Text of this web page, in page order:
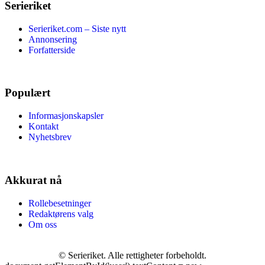
Serieriket
Serieriket.com – Siste nytt
Annonsering
Forfatterside
Populært
Informasjonskapsler
Kontakt
Nyhetsbrev
Akkurat nå
Rollebesetninger
Redaktørens valg
Om oss
© Serieriket. Alle rettigheter forbeholdt.